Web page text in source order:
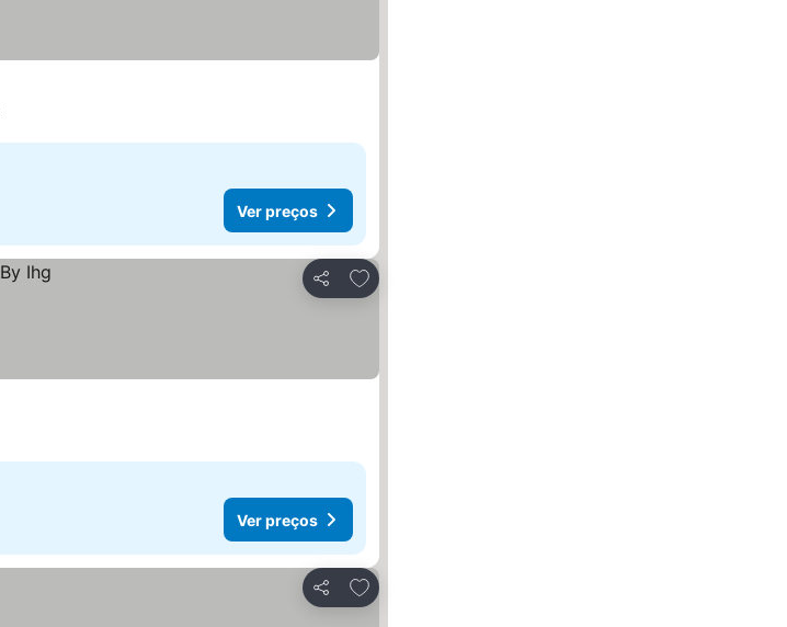
Ver preços
Partilhar
Adicionar aos favoritos
Ver preços
Partilhar
Adicionar aos favoritos